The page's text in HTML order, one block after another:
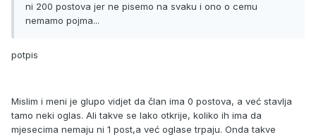
ni 200 postova jer ne pisemo na svaku i ono o cemu
nemamo pojma...
potpis
Mislim i meni je glupo vidjet da član ima 0 postova, a već stavlja
tamo neki oglas. Ali takve se lako otkrije, koliko ih ima da
mjesecima nemaju ni 1 post,a već oglase trpaju. Onda takve